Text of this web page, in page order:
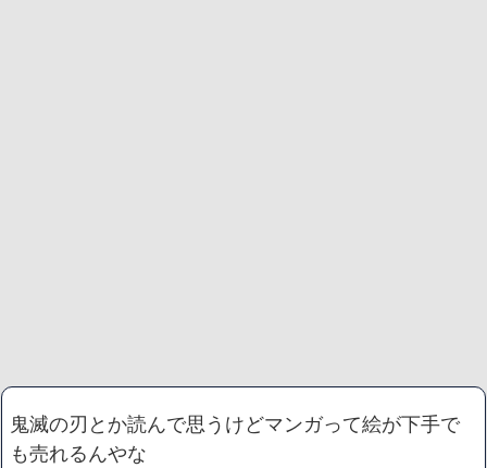
バレて騒然ｗｗｗｗｗNEW!
整形してはいけないみたいな風潮、冷静に考えると謎だよな
NEW!
【動画】 新型のさすまた、限界突破ｗｗｗｗｗｗ
鬼滅の刃とか読んで思うけどマンガって絵が下手で
も売れるんやな